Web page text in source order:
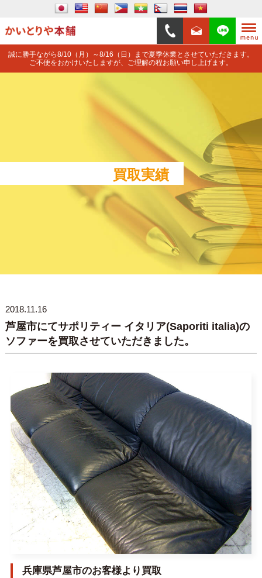
誠に勝手ながら8/10（月）～8/16（日）まで夏季休業とさせていただきます。
ご不便をおかけいたしますが、ご理解の程お願い申し上げます。
買取実績
2018.11.16
芦屋市にてサポリティー イタリア(Saporiti italia)の
ソファーを買取させていただきました。
兵庫県芦屋市のお客様より買取